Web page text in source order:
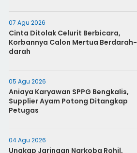
07 Agu 2026
Cinta Ditolak Celurit Berbicara,
Korbannya Calon Mertua Berdarah-
darah
05 Agu 2026
Aniaya Karyawan SPPG Bengkalis,
Supplier Ayam Potong Ditangkap
Petugas
04 Agu 2026
Ungkap Jaringan Narkoba Rohil,